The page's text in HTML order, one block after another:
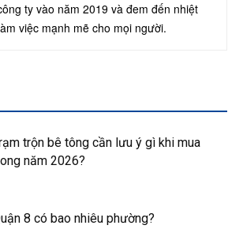
ty vào năm 2019 và đem đến nhiệt
việc mạnh mẽ cho mọi người.
trộn bê tông cần lưu ý gì khi mua
năm 2026?
8 có bao nhiêu phường?